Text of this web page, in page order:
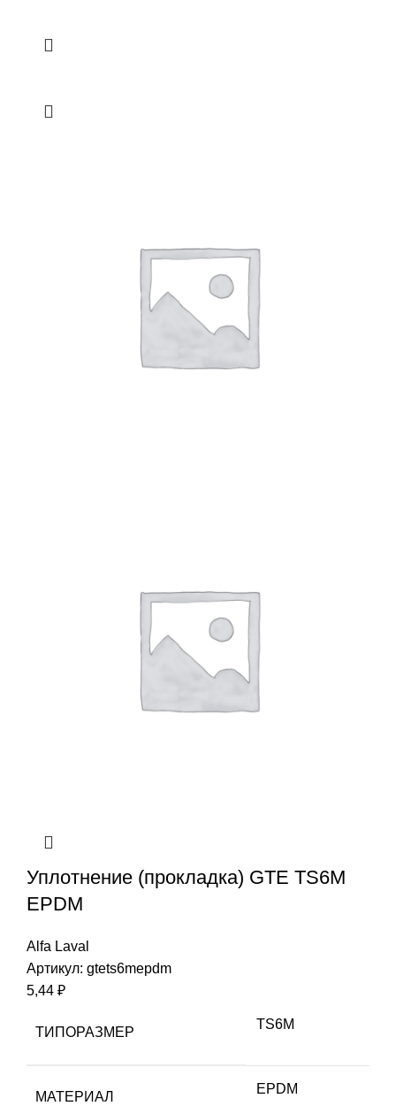
Уплотнение (прокладка) GTE TS6M
EPDM
Alfa Laval
Артикул: gtets6mepdm
5,44 ₽
ТИПОРАЗМЕР
TS6M
МАТЕРИАЛ
EPDM